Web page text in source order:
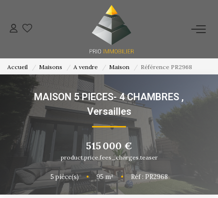
ACHETER
ESTIMATION
NOS ACTIONS COMMERCIALES
NOTRE AGENCE
CONTACT
Accueil Maisons A vendre Maison Référence PR2968
MAISON 5 PIECES- 4 CHAMBRES ,
Versailles
515 000 €
product.price.fees_charges.teaser
5 pièce(s) • 95m² • Réf : PR2968